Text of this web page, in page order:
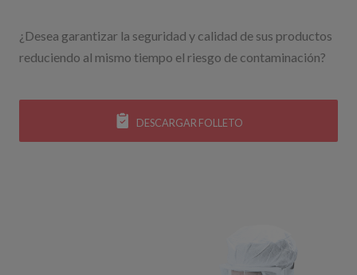
¿Desea garantizar la seguridad y calidad de sus productos
reduciendo al mismo tiempo el riesgo de contaminación?
DESCARGAR FOLLETO